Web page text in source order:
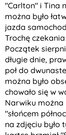
"Carlton" i Tina
można było
jazda
Trochę
Początek
długie dnie,
poł do
można było
chowało się w
Narwiku można
"słońcem
na zdjęciu było